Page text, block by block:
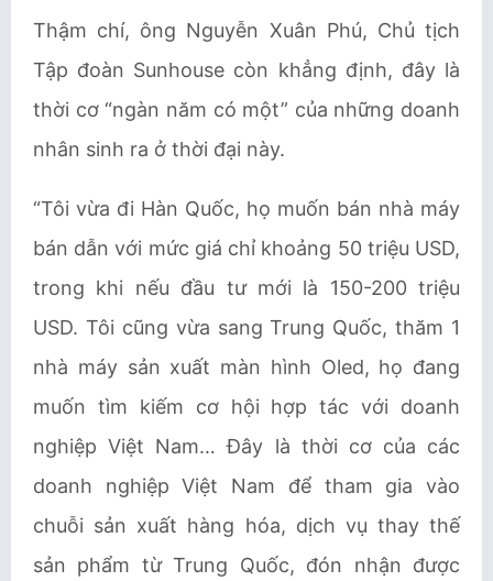
Thậm chí, ông Nguyễn Xuân Phú, Chủ tịch
Tập đoàn Sunhouse còn khẳng định, đây là
thời cơ “ngàn năm có một” của những doanh
nhân sinh ra ở thời đại này.
“Tôi vừa đi Hàn Quốc, họ muốn bán nhà máy
bán dẫn với mức giá chỉ khoảng 50 triệu USD,
trong khi nếu đầu tư mới là 150-200 triệu
USD. Tôi cũng vừa sang Trung Quốc, thăm 1
nhà máy sản xuất màn hình Oled, họ đang
muốn tìm kiếm cơ hội hợp tác với doanh
nghiệp Việt Nam… Đây là thời cơ của các
doanh nghiệp Việt Nam để tham gia vào
chuỗi sản xuất hàng hóa, dịch vụ thay thế
sản phẩm từ Trung Quốc, đón nhận được